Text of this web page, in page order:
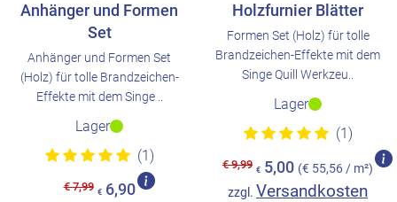
Anhänger und Formen
Set
Anhänger und Formen Set
(Holz) für tolle Brandzeichen-
Effekte mit dem Singe ..
Lager
(1)
€ 7,99 € 6,90
Holzfurnier Blätter
Formen Set (Holz) für tolle
Brandzeichen-Effekte mit dem
Singe Quill Werkzeu..
Lager
(1)
€ 9,99 € 5,00 (€ 55,56 / m²)
zzgl. Versandkosten